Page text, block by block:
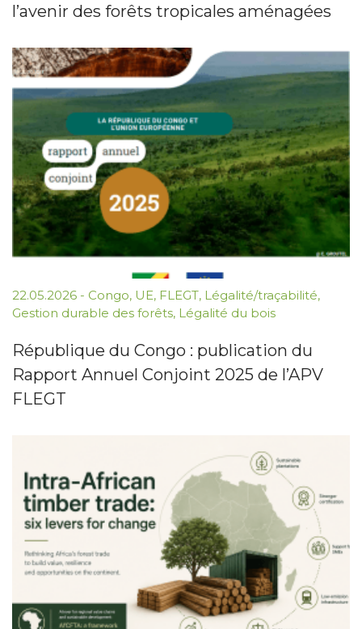
l’avenir des forêts tropicales aménagées
22.05.2026 - Congo, UE, FLEGT, Légalité/traçabilité,
Gestion durable des forêts, Légalité du bois
République du Congo : publication du
Rapport Annuel Conjoint 2025 de l’APV
FLEGT